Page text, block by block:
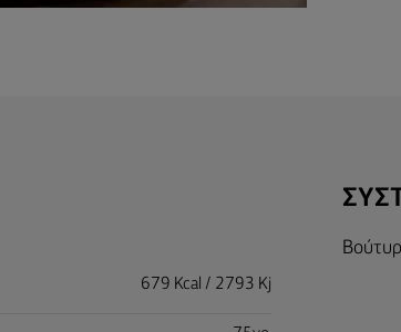
679 Kcal / 2793 Kj